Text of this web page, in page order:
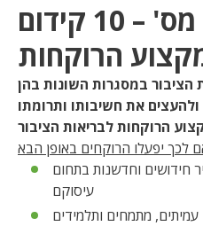
עיקרון מס' – 10 קידום
הרוקחות
הציבור במסגרות השונות בהן
את חשיבותו ותרומתו
חידושים וחדשנות בתחום
עיסוקם
עמיתים, מתמחים ותלמידים